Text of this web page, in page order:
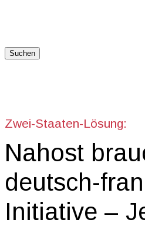
Suchen
Zwei-Staaten-Lösung:
Nahost
deutsch-
Initiative –